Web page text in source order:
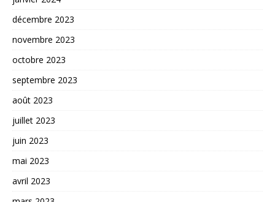
décembre 2023
novembre 2023
octobre 2023
septembre 2023
août 2023
juillet 2023
juin 2023
mai 2023
avril 2023